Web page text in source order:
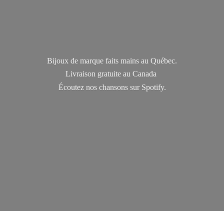
Bijoux de marque faits mains au Québec.
Livraison gratuite au Canada
Écoutez nos chansons sur Spotify.